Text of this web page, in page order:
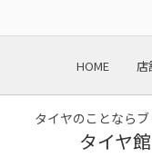
HOME 店
タイヤのことなら
タイヤ